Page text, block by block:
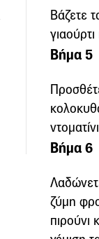
Βάζετε
Βήμα 5
Βήμα 6
ζύμη
πιρούνι